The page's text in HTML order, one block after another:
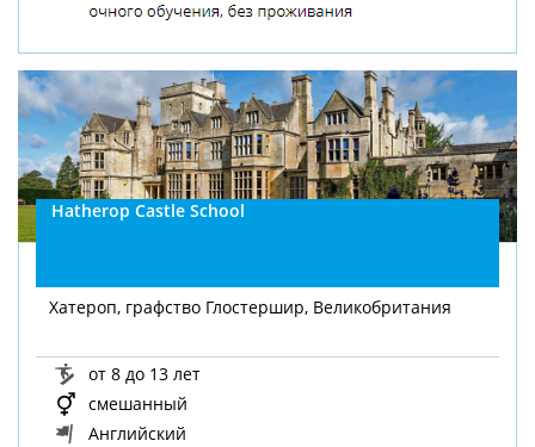
Hatherop Castle School
Хатероп, графство Глостершир, Великобритания
от 8 до 13 лет
смешанный
Английский